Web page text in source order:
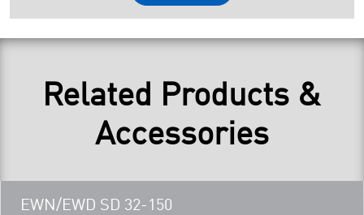
Related Products &
Accessories
Teaser
EWN/EWD SD 32-150